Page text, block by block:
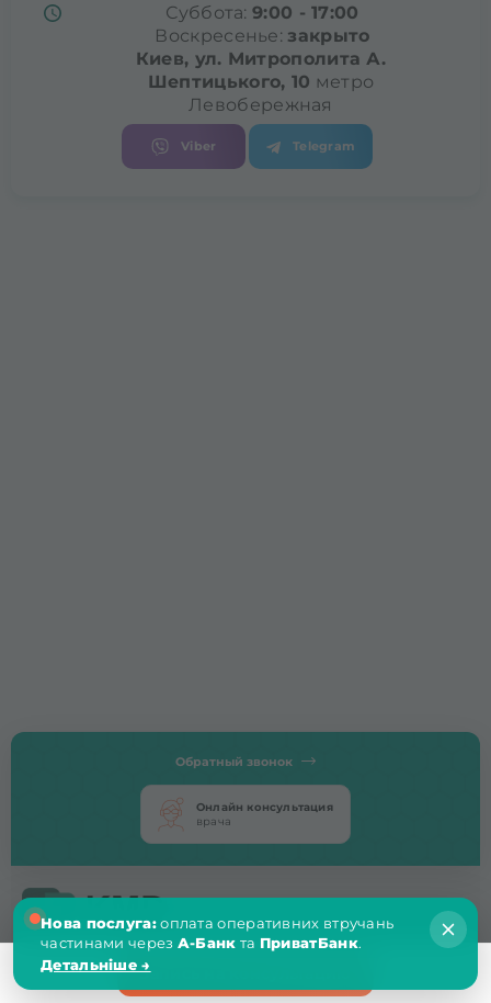
Суббота: 9:00 - 17:00
Воскресенье: закрыто
Киев, ул. Митрополита А.
Шептицького, 10 метро
Левобережная
Viber Telegram
Обратный звонок
Онлайн консультация
врача
Лицензия приказ МОЗ
Украины №728 от 29.06.2017
Пн-Пт: 8:00 - 20:00
8:30 - 18:00
(Днепровский район)
Запись на консультацию
Нова послуга:оплата оперативних втручань
частинами через А-Банк та ПриватБанк.
Детальніше →